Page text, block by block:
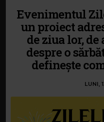
Evenimentul
un proiect
de ziua lor,
despre o
definește
LUNI,